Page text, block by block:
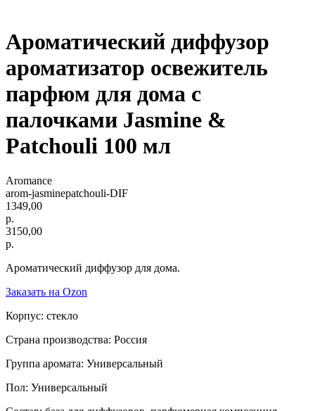
Ароматический диффузор
ароматизатор освежитель
парфюм для дома с
палочками Jasmine &
Patchouli 100 мл
Aromance
arom-jasminepatchouli-DIF
1349,00
р.
3150,00
р.
Ароматический диффузор для дома.
Заказать на Ozon
Корпус: стекло
Страна производства: Россия
Группа аромата: Универсальный
Пол: Универсальный